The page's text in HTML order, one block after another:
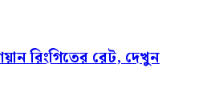
রিংগিতের রেট, দেখুন